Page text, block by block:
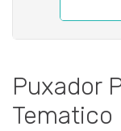
Puxador
Tematico